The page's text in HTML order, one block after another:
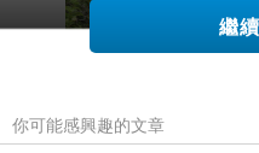
繼
你可能感興趣的文章